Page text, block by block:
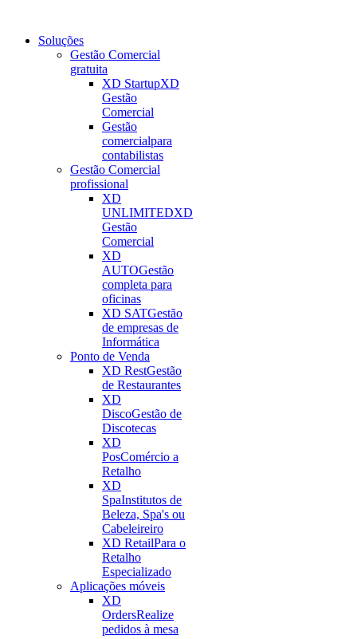
Soluções
Gestão Comercial
gratuita
XD StartupXD
Gestão
Comercial
Gestão
comercialpara
contabilistas
Gestão Comercial
profissional
XD
UNLIMITEDXD
Gestão
Comercial
XD
AUTOGestão
completa para
oficinas
XD SATGestão
de empresas de
Informática
Ponto de Venda
XD RestGestão
de Restaurantes
XD
DiscoGestão de
Discotecas
XD
PosComércio a
Retalho
XD
SpaInstitutos de
Beleza, Spa's ou
Cabeleireiro
XD RetailPara o
Retalho
Especializado
Aplicações móveis
XD
OrdersRealize
pedidos à mesa